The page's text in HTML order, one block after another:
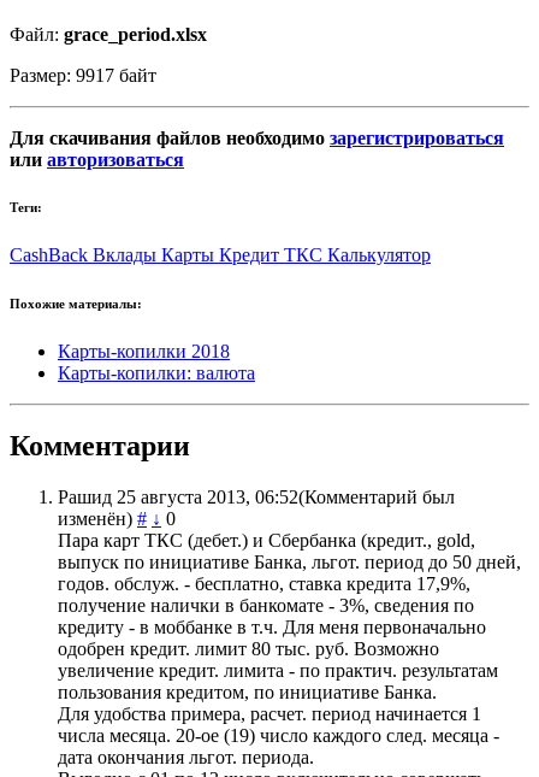
Файл: grace_period.xlsx
Размер: 9917 байт
Для скачивания файлов необходимо зарегистрироваться
или авторизоваться
Теги:
CashBack Вклады Карты Кредит ТКС Калькулятор
Похожие материалы:
Карты-копилки 2018
Карты-копилки: валюта
Комментарии
Рашид 25 августа 2013, 06:52(Комментарий был
изменён) # ↓ 0
Пара карт ТКС (дебет.) и Сбербанка (кредит., gold,
выпуск по инициативе Банка, льгот. период до 50 дней,
годов. обслуж. - бесплатно, ставка кредита 17,9%,
получение налички в банкомате - 3%, сведения по
кредиту - в моббанке в т.ч. Для меня первоначально
одобрен кредит. лимит 80 тыс. руб. Возможно
увеличение кредит. лимита - по практич. результатам
пользования кредитом, по инициативе Банка.
Для удобства примера, расчет. период начинается 1
числа месяца. 20-ое (19) число каждого след. месяца -
дата окончания льгот. периода.